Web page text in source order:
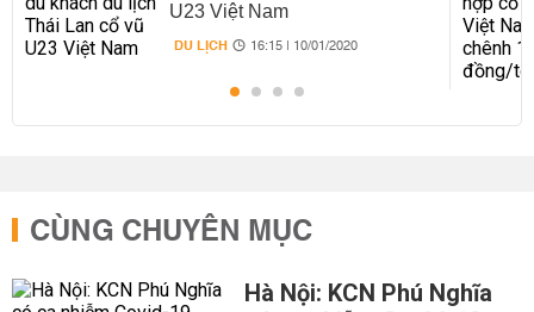
U23 Việt Nam
DU LỊCH 16:15 | 10/01/2020
CÙNG CHUYÊN MỤC
Hà Nội: KCN Phú Nghĩa